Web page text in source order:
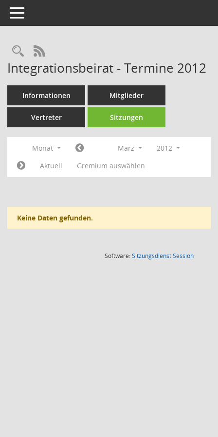
Toggle navigation
Rechercheauswahl
RSS-Feed
Integrationsbeirat - Termine 2012
Informationen Mitglieder
Vertreter Sitzungen
Monat März
2012
Aktuell
Gremium auswählen
Keine Daten gefunden.
Software:SitzungsdienstSession(Wird in